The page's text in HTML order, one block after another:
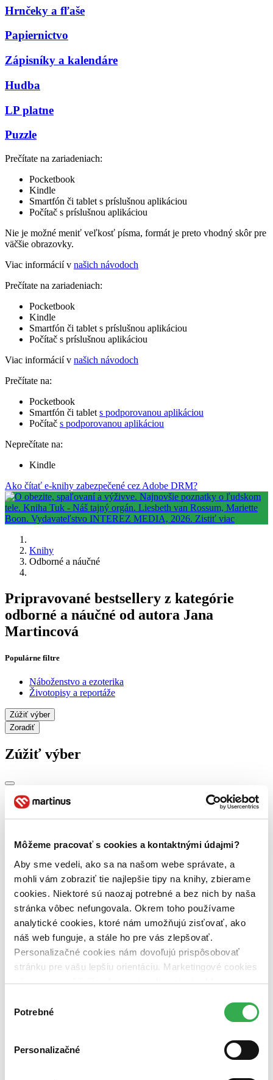
Môžeme pracovať s cookies a kontaktnými údajmi?
Aby sme vedeli, ako sa na našom webe správate, a
mohli vám zobraziť tie najlepšie tipy na knihy, zbierame
cookies. Niektoré sú naozaj potrebné a bez nich by naša
stránka vôbec nefungovala. Okrem toho používame
analytické cookies, ktoré nám umožňujú zisťovať, ako
náš web funguje, a stále ho pre vás zlepšovať.
Personalizačné cookies nám dovoľujú prispôsobovať
stránku pre vašu lepšiu orientáciu. Marketingové cookies
nám zas umožňujú zobrazenie relevantnej reklamy.
nám pomohlo, keby sme mohli používať všetky tieto
súhlasu
Potrebné
Personalizačné
Hrnčeky a fľaše
Papiernictvo
Zápisníky a kalendáre
Hudba
LP platne
Puzzle
Prečítate na zariadeniach:
Pocketbook
Kindle
Smartfón či tablet s príslušnou aplikáciou
Počítač s príslušnou aplikáciou
Nie je možné meniť veľkosť písma, formát je preto vhodný skôr pre
väčšie obrazovky.
Viac informácií v našich návodoch
Prečítate na zariadeniach:
Pocketbook
Kindle
Smartfón či tablet s príslušnou aplikáciou
Počítač s príslušnou aplikáciou
Viac informácií v našich návodoch
Prečítate na:
Pocketbook
Smartfón či tablet s podporovanou aplikáciou
Počítač s podporovanou aplikáciou
Neprečítate na:
Kindle
Ako čítať e-knihy zabezpečené cez Adobe DRM?
Knihy
Odborné a náučné
Pripravované bestsellery z kategórie
odborné a náučné od autora Jana
Martincová
Populárne filtre
Náboženstvo a ezoterika
Životopisy a reportáže
Zúžiť výber
Zoradiť
Zúžiť výber
Zobraziť iba
Dostupnosť
na centrálnom sklade (0 titulov)na centrálnom sklade
predpredaj (0 titulov) predpredaj
pripravujeme (0 titulov) pripravujeme
dostupná (bez vypredaných) (0 titulov)dostupná (bez
vypredaných)
nová (0 titulov)nová
čítaná (0 titulov)čítaná
čítaná - výborný stav (0 titulov) čítaná - výborný stav
čítané verzie
vypredaných kníh